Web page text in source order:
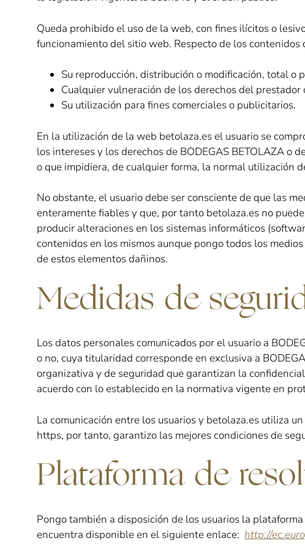
Queda prohibido el uso de la web, con fines ilícitos o
funcionamiento del sitio web. Respecto de los contenidos
Su reproducción, distribución o modificación, total o
Cualquier vulneración de los derechos del
Su utilización para fines comerciales o publicitarios.
En la utilización de la web betolaza.es el usuario se
los intereses y los derechos de BODEGAS BETOLAZA o
o que impidiera, de cualquier forma, la normal utilización
No obstante, el usuario debe ser consciente de que las
enteramente fiables y que, por tanto betolaza.es no
producir alteraciones en los sistemas informáticos
contenidos en los mismos aunque pongo todos los
de estos elementos dañinos.
Medidas de
Los datos personales comunicados por el usuario a
o no, cuya titularidad corresponde en exclusiva a
organizativa y de seguridad que garantizan la
acuerdo con lo establecido en la normativa vigente en
La comunicación entre los usuarios y betolaza.es utiliza
https, por tanto, garantizo las mejores condiciones de
Plataforma de
Pongo también a disposición de los usuarios la
encuentra disponible en el siguiente enlace: http://